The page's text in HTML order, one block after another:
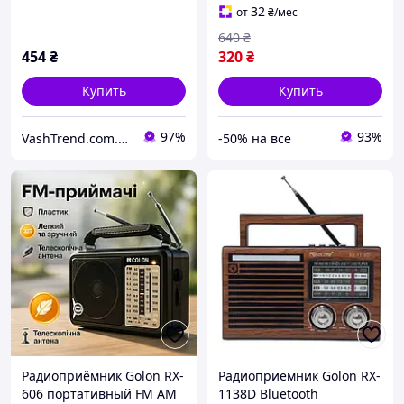
454₴
Купить
VashTrend.com.ua - Рознично-оптовый интернет магазин! 97%
Радиоприемник от 220 JC-
23
от32₴/мес
320₴
640 ₴
Купить
-50% на все 93%
Радиоприёмник Golon RX-
606 портативный FM AM
Радиоприемник Golon RX-
1138D Bluetooth